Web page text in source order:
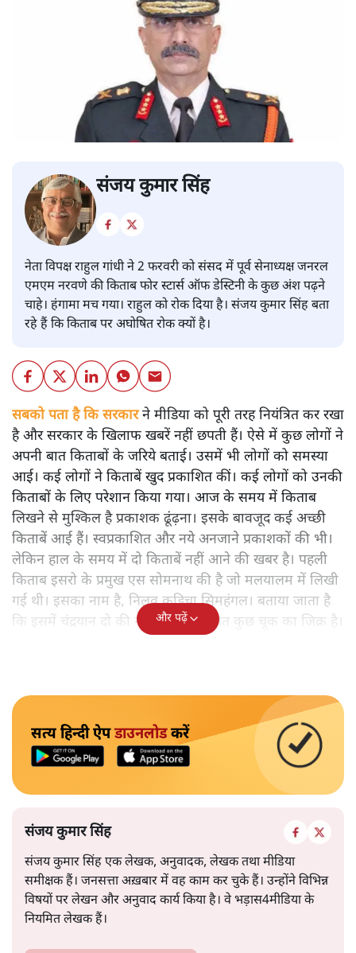
संजय कुमार सिंह
नेता विपक्ष राहुल गांधी ने 2 फरवरी को संसद में पूर्व सेनाध्यक्ष जनरल
एमएम नरवणे की किताब फोर स्टार्स ऑफ डेस्टिनी के कुछ अंश पढ़ने
चाहे। हंगामा मच गया। राहुल को रोक दिया है। संजय कुमार सिंह बता
रहे हैं कि किताब पर अघोषित रोक क्यों है।
सबको पता है कि सरकारने मीडिया को पूरी तरह नियंत्रित कर रखा
है और सरकार के खिलाफ खबरें नहीं छपती हैं। ऐसे में कुछ लोगों ने
अपनी बात किताबों के जरिये बताई। उसमें भी लोगों को समस्या
आई। कई लोगों ने किताबें खुद प्रकाशित कीं। कई लोगों को उनकी
किताबों के लिए परेशान किया गया। आज के समय में किताब
लिखने से मुश्किल है प्रकाशक ढूंढ़ना। इसके बावजूद कई अच्छी
किताबें आई हैं। स्वप्रकाशित और नये अनजाने प्रकाशकों की भी।
लेकिन हाल के समय में दो किताबें नहीं आने की खबर है। पहली
किताब इसरो के प्रमुख एस सोमनाथ की है जो मलयालम में लिखी
गई थी। इसका नाम है, निलवु कुडिचा सिमहंगल। बताया जाता है
कि इसमें चंद्रयान दो की नाकामी से संबंधित कुछ चूक का जिक्र है।
और पढ़ें
सत्य हिन्दी ऐपडाउनलोडकरें
संजय कुमार सिंह
संजय कुमार सिंह एक लेखक, अनुवादक, लेखक तथा मीडिया
समीक्षक हैं। जनसत्ता अख़बार में वह काम कर चुके हैं। उन्होंने विभिन्न
विषयों पर लेखन और अनुवाद कार्य किया है। वे भड़ास4मीडिया के
नियमित लेखक हैं।